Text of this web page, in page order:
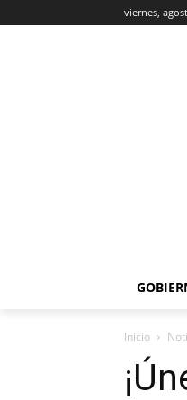
viernes,
Inicio